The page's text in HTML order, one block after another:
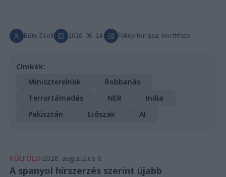
Bűte Zsolt 2026. 05. 24. Főkép forrása: Northfoto
Címkék:
Miniszterelnök
Robbanás
Terrortámadás
NER
India
Pakisztán
Erőszak AI
KÜLFÖLD 2026. augusztus 6.
A spanyol hírszerzés szerint újabb